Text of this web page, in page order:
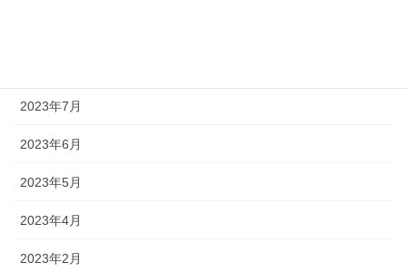
2023年7月
2023年6月
2023年5月
2023年4月
2023年2月